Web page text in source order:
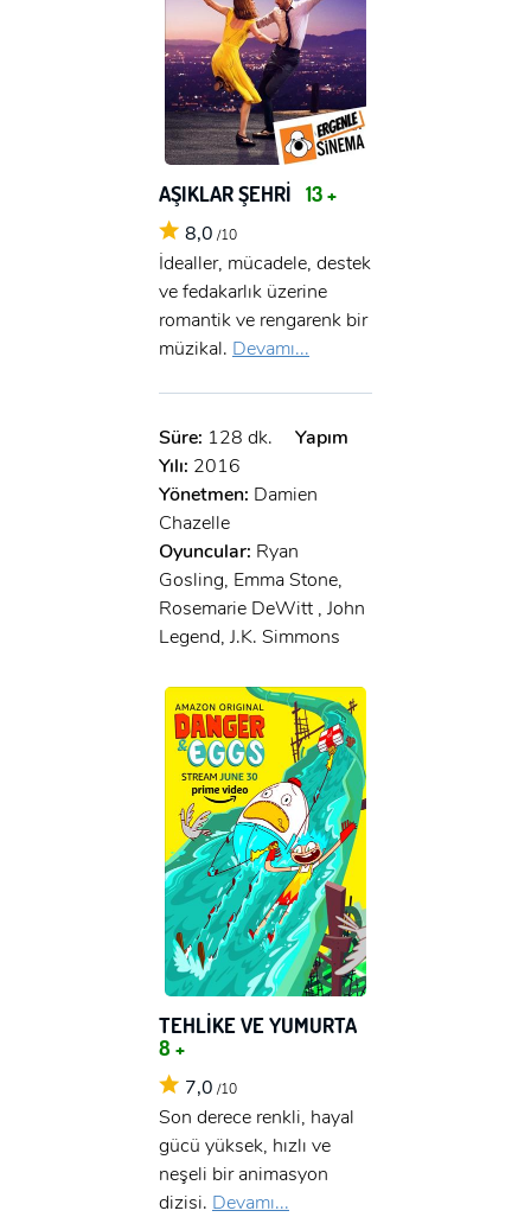
GIRIŞ
ÜYE OL
GIRIŞ
AŞIKLAR ŞEHRİ 13 +
8,0 /10
İdealler, mücadele, destek
ve fedakarlık üzerine
romantik ve rengarenk bir
müzikal. Devamı...
Süre: 128 dk.
Yapım
Yılı: 2016
Yönetmen: Damien
Chazelle
Oyuncular: Ryan
Gosling, Emma Stone,
Rosemarie DeWitt , John
Legend, J.K. Simmons
TEHLİKE VE YUMURTA
8 +
7,0 /10
Son derece renkli, hayal
gücü yüksek, hızlı ve
neşeli bir animasyon
dizisi. Devamı...